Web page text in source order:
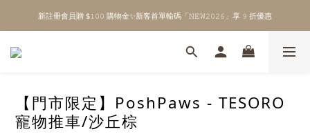
\ Welcome to 𝙻𝚒𝚝𝚝𝚕𝚎 𝙼𝚒𝚕𝚔𝚢 𝚆𝚊𝚢  ✨ For the Little Ones. /
新註冊會員贈 $𝟷𝟶𝟶 購物金✨新客首單輸碼「𝙽𝙴𝚆𝟸𝟶𝟸𝟼」享 𝟿 折優惠
全館單筆消費滿 $𝟹𝟶𝟶𝟶 即享免運 ⸝⁺ ✧ 台灣地區限定
【門市限定】PoshPaws - TESORO
寵物推車/沙丘棕